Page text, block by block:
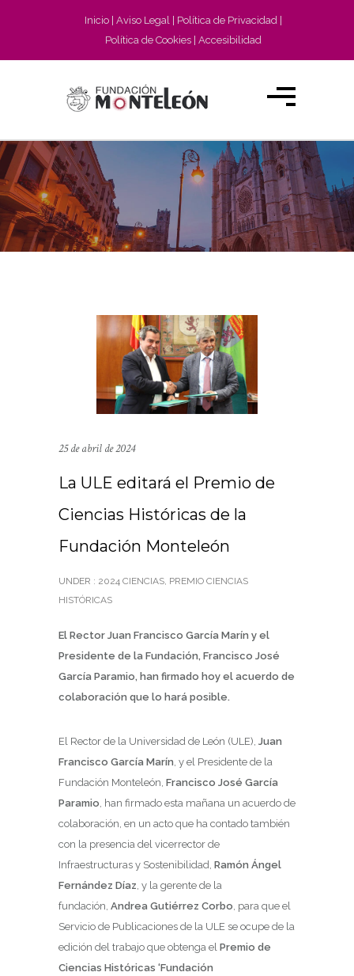
Inicio Aviso Legal
Política de Privacidad
Política de Cookies
Accesibilidad
25 de abril de 2024
La ULE editará el Premio de
Ciencias Históricas de la
Fundación Monteleón
UNDER : 2024 CIENCIAS, PREMIO CIENCIAS
HISTÓRICAS
El Rector Juan Francisco García Marín y el
Presidente de la Fundación, Francisco José
García Paramio, han firmado hoy el acuerdo de
colaboración que lo hará posible.
El Rector de la Universidad de León (ULE), Juan
Francisco García Marín, y el Presidente de la
Fundación Monteleón, Francisco José García
Paramio, han firmado esta mañana un acuerdo de
colaboración, en un acto que ha contado también
con la presencia del vicerrector de
Infraestructuras y Sostenibilidad, Ramón Ángel
Fernández Díaz, y la gerente de la
fundación, Andrea Gutiérrez Corbo, para que el
Servicio de Publicaciones de la ULE se ocupe de la
edición del trabajo que obtenga el Premio de
Ciencias Históricas ‘Fundación